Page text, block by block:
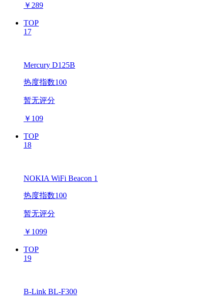
￥ 289
TOP
17
Mercury D125B
热度指数100
暂无评分
￥ 109
TOP
18
NOKIA WiFi Beacon 1
热度指数100
暂无评分
￥ 1099
TOP
19
B-Link BL-F300